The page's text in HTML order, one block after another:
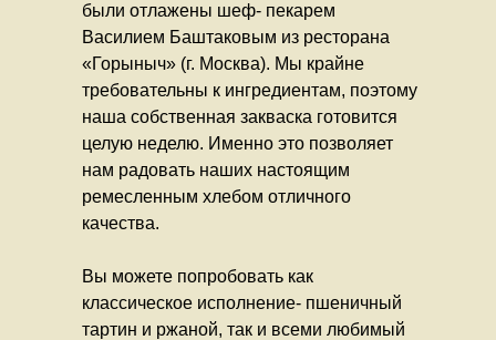
были отлажены шеф- пекарем
Василием Баштаковым из ресторана
«Горыныч» (г. Москва). Мы крайне
требовательны к ингредиентам, поэтому
наша собственная закваска готовится
целую неделю. Именно это позволяет
нам радовать наших настоящим
ремесленным хлебом отличного
качества.
Вы можете попробовать как
классическое исполнение- пшеничный
тартин и ржаной, так и всеми любимый